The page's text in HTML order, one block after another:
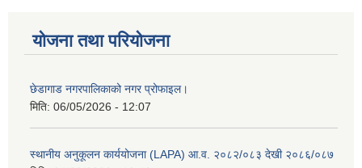
योजना तथा परियोजना
छेडागाड नगरपालिकाको नगर प्रोफाइल।
मिति: 06/05/2026 - 12:07
स्थानीय अनुकूलन कार्ययोजना (LAPA) आ.व. २०८२/०८३ देखी २०८६/०८७